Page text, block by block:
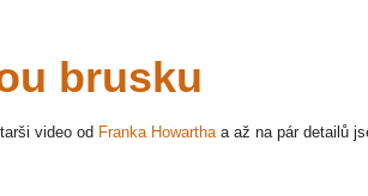
brusku
video od Franka Howartha a až na pár detailů